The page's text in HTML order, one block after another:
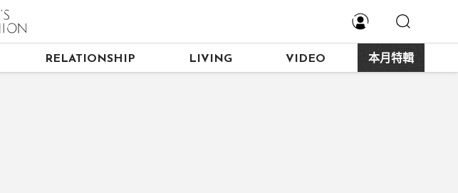
RELATIONSHIP LIVING VIDEO 本月特輯